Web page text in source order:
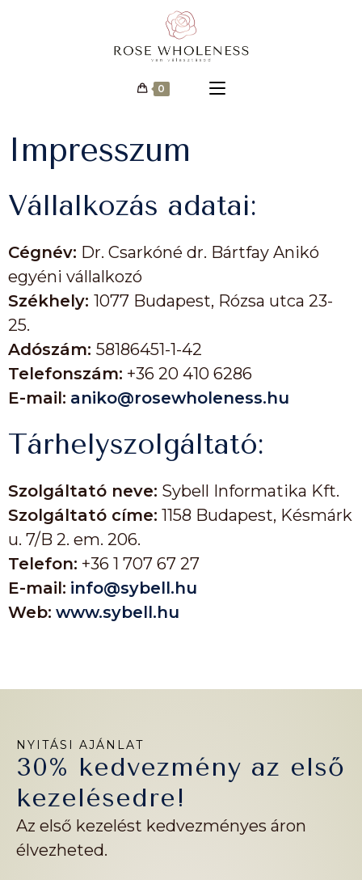
0
Impresszum
Vállalkozás adatai:
Cégnév: Dr. Csarkóné dr. Bártfay Anikó
egyéni vállalkozó
Székhely: 1077 Budapest, Rózsa utca 23-
25.
Adószám: 58186451-1-42
Telefonszám: +36 20 410 6286
E-mail: aniko@rosewholeness.hu
Tárhelyszolgáltató:
Szolgáltató neve: Sybell Informatika Kft.
Szolgáltató címe: 1158 Budapest, Késmárk
u. 7/B 2. em. 206.
Telefon: +36 1 707 67 27
E-mail: info@sybell.hu
Web: www.sybell.hu
NYITÁSI AJÁNLAT
30% kedvezmény az első
kezelésedre!
Az első kezelést kedvezményes áron
élvezheted.